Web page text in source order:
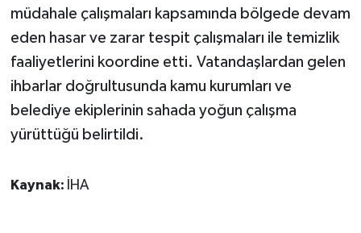
müdahale çalışmaları kapsamında bölgede devam
eden hasar ve zarar tespit çalışmaları ile temizlik
faaliyetlerini koordine etti. Vatandaşlardan gelen
ihbarlar doğrultusunda kamu kurumları ve
belediye ekiplerinin sahada yoğun çalışma
yürüttüğü belirtildi.
Kaynak: İHA